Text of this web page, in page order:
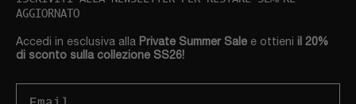
AGGIORNATO
Accedi in esclusiva alla Private Summer Sale e ottieni il 20%
di sconto sulla collezione SS26!